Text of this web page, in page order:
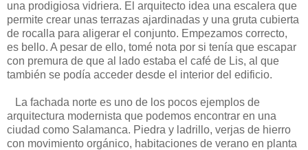
una prodigiosa vidriera. El arquitecto idea una escalera que
permite crear unas terrazas ajardinadas y una gruta cubierta
de rocalla para aligerar el conjunto. Empezamos correcto,
es bello. A pesar de ello, tomé nota por si tenía que escapar
con premura de que al lado estaba el café de Lis, al que
también se podía acceder desde el interior del edificio.
La fachada norte es uno de los pocos ejemplos de
arquitectura modernista que podemos encontrar en una
ciudad como Salamanca. Piedra y ladrillo, verjas de hierro
con movimiento orgánico, habitaciones de verano en planta